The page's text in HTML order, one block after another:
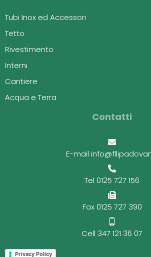
Tubi Inox ed Accessori
Tetto
Rivestimento
Interni
Cantiere
Acqua e Terra
Contatti
E-mail
Tel 0125 727 156
Fax 0125 727 390
Cell 347 121 36 07
Privacy Policy